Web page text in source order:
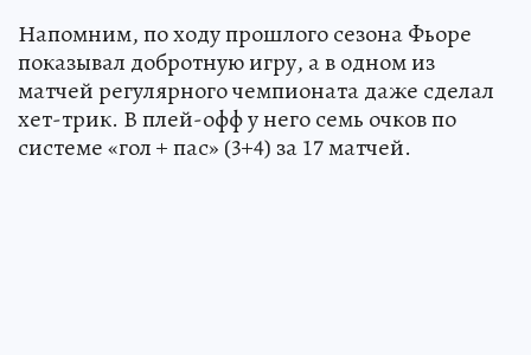
Напомним, по ходу прошлого сезона Фьоре
показывал добротную игру, а в одном из
матчей регулярного чемпионата даже сделал
хет-трик. В плей-офф у него семь очков по
системе «гол + пас» (3+4) за 17 матчей.